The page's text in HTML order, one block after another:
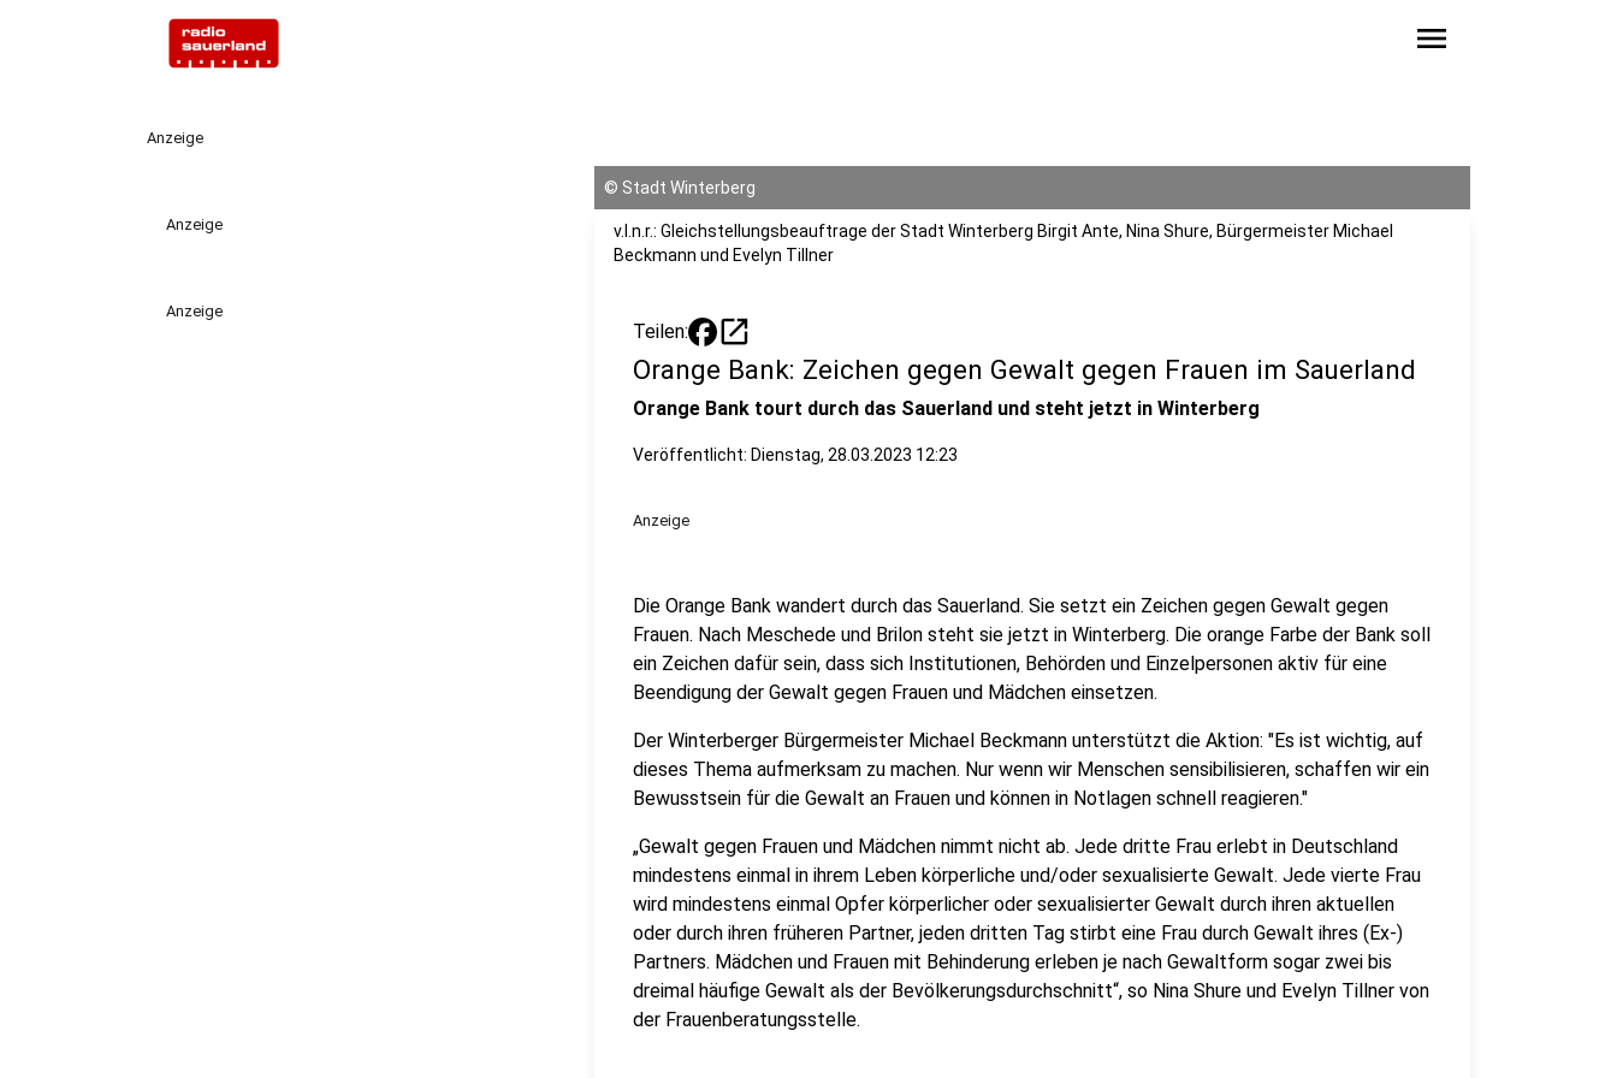
menu
Anzeige
Anzeige
Anzeige
© Stadt Winterberg
v.l.n.r.: Gleichstellungsbeauftrage der Stadt Winterberg Birgit Ante, Nina Shure, Bürgermeister Michael
Beckmann und Evelyn Tillner
Teilen: open_in_new
Orange Bank: Zeichen gegen Gewalt gegen Frauen im Sauerland
Orange Bank tourt durch das Sauerland und steht jetzt in Winterberg
Veröffentlicht: Dienstag, 28.03.2023 12:23
Anzeige
Die Orange Bank wandert durch das Sauerland. Sie setzt ein Zeichen gegen Gewalt gegen
Frauen. Nach Meschede und Brilon steht sie jetzt in Winterberg. Die orange Farbe der Bank soll
ein Zeichen dafür sein, dass sich Institutionen, Behörden und Einzelpersonen aktiv für eine
Beendigung der Gewalt gegen Frauen und Mädchen einsetzen.
Der Winterberger Bürgermeister Michael Beckmann unterstützt die Aktion: "Es ist wichtig, auf
dieses Thema aufmerksam zu machen. Nur wenn wir Menschen sensibilisieren, schaffen wir ein
Bewusstsein für die Gewalt an Frauen und können in Notlagen schnell reagieren."
„Gewalt gegen Frauen und Mädchen nimmt nicht ab. Jede dritte Frau erlebt in Deutschland
mindestens einmal in ihrem Leben körperliche und/oder sexualisierte Gewalt. Jede vierte Frau
wird mindestens einmal Opfer körperlicher oder sexualisierter Gewalt durch ihren aktuellen
oder durch ihren früheren Partner, jeden dritten Tag stirbt eine Frau durch Gewalt ihres (Ex-)
Partners. Mädchen und Frauen mit Behinderung erleben je nach Gewaltform sogar zwei bis
dreimal häufige Gewalt als der Bevölkerungsdurchschnitt“, so Nina Shure und Evelyn Tillner von
der Frauenberatungsstelle.